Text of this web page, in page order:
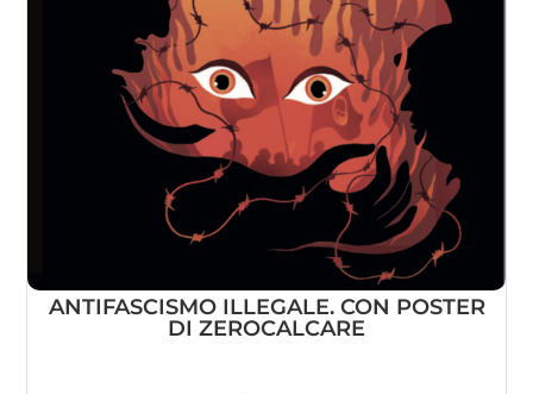
ANTIFASCISMO ILLEGALE. CON POSTER
DI ZEROCALCARE